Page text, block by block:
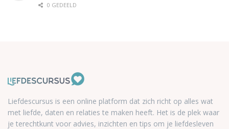
0 GEDEELD
Liefdescursus is een online platform dat zich richt op alles wat
met liefde, daten en relaties te maken heeft. Het is de plek waar
je terechtkunt voor advies, inzichten en tips om je liefdesleven